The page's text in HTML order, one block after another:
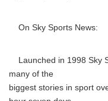
On Sky Sports News:
Launched in 1998 Sky
many of the
biggest stories in sport